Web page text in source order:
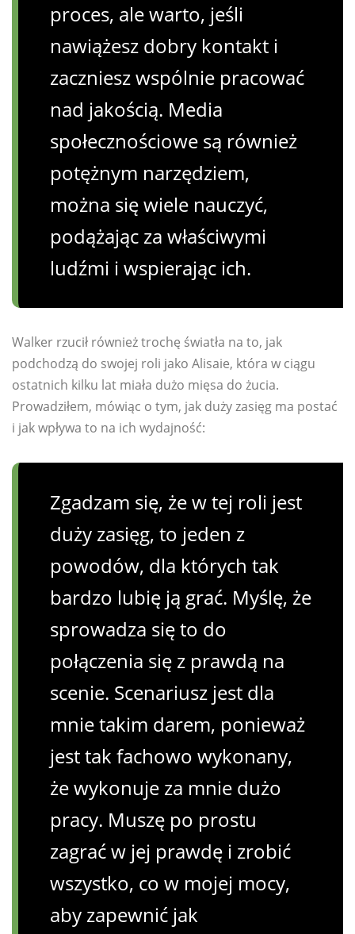
proces, ale warto, jeśli
nawiążesz dobry kontakt i
zaczniesz wspólnie pracować
nad jakością. Media
społecznościowe są również
potężnym narzędziem,
można się wiele nauczyć,
podążając za właściwymi
ludźmi i wspierając ich.
Walker rzucił również trochę światła na to, jak
podchodzą do swojej roli jako Alisaie, która w ciągu
ostatnich kilku lat miała dużo mięsa do żucia.
Prowadziłem, mówiąc o tym, jak duży zasięg ma postać
i jak wpływa to na ich wydajność:
Zgadzam się, że w tej roli jest
duży zasięg, to jeden z
powodów, dla których tak
bardzo lubię ją grać. Myślę, że
sprowadza się to do
połączenia się z prawdą na
scenie. Scenariusz jest dla
mnie takim darem, ponieważ
jest tak fachowo wykonany,
że wykonuje za mnie dużo
pracy. Muszę po prostu
zagrać w jej prawdę i zrobić
wszystko, co w mojej mocy,
aby zapewnić jak